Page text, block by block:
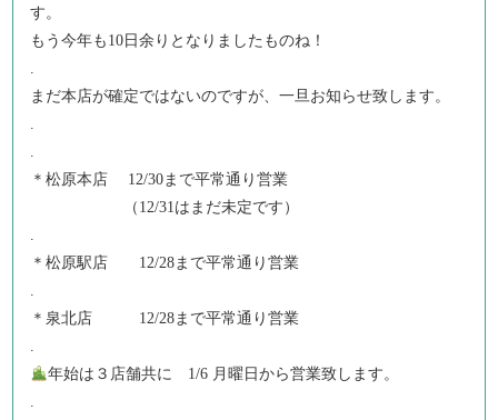
す。
もう今年も10日余りとなりましたものね！
.
まだ本店が確定ではないのですが、一旦お知らせ致します。
.
.
＊松原本店 12/30まで平常通り営業
（12/31はまだ未定です）
.
＊松原駅店 12/28まで平常通り営業
.
＊泉北店 12/28まで平常通り営業
.
年始は３店舗共に 1/6 月曜日から営業致します。
.